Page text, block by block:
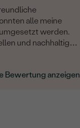
alle meine
werden.
und nachhaltigen
Bewertung anzeigen